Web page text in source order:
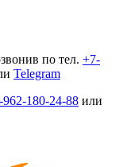
по тел. +7-
Telegram
962-180-24-88 или